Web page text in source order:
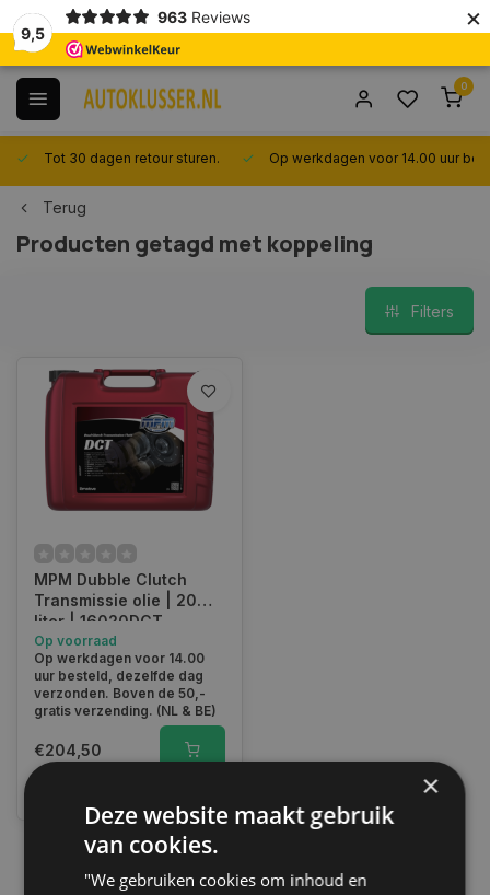
9,5
963 Reviews ×
0
Tot 30 dagen retour sturen. Op werkdagen voor 14.00 uur
Terug
Producten getagd met koppeling
Filters
MPM Dubble Clutch
Transmissie olie | 20
liter | 16020DCT
Op voorraad
Op werkdagen voor 14.00
uur besteld, dezelfde dag
verzonden. Boven de 50,-
gratis verzending. (NL & BE)
€204,50
1
×
Deze website maakt gebruik
van cookies.
"We gebruiken cookies om inhoud en